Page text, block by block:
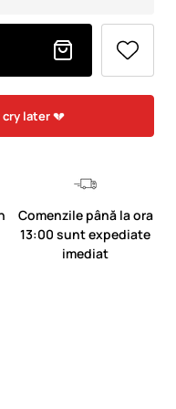
cry later💔
Comenzile până la ora
13:00 sunt expediate
imediat